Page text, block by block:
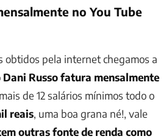
no You Tube
obtidos pela internet chegamos a
Dani Russo fatura mensalmente
de 12 salários mínimos todo o
reais, uma boa grana né!, vale
outras fonte de renda como